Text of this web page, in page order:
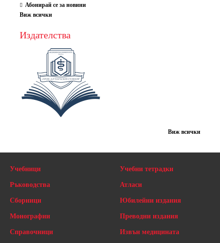
Абонирай се за новини
Виж всички
Издателства
Виж всички
Учебници
Ръководства
Сборници
Монографии
Справочници
Учебни тетрадки
Атласи
Юбилейни издания
Преводни издания
Извън медицината